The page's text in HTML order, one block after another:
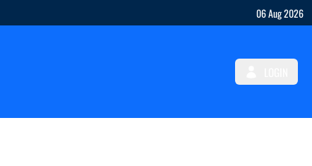
06 Aug 2026